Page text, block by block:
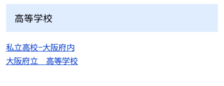
高等学校
私立高校−大阪府内
大阪府立 高等学校